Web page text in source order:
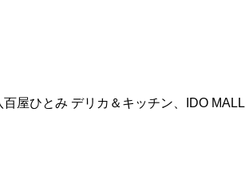
屋ひとみ デリカ＆キッチン、IDO